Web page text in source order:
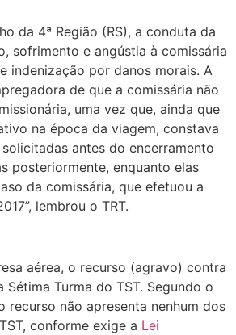
da 4ª Região (RS), a conduta da
sofrimento e angústia à comissária
indenização por danos morais. A
de que a comissária não
uma vez que, ainda que
na época da viagem, constava
antes do encerramento
posteriormente, enquanto elas
da comissária, que efetuou a
lembrou o TRT.
aérea, o recurso (agravo) contra
Turma do TST. Segundo o
recurso não apresenta nenhum dos
conforme exige a Lei